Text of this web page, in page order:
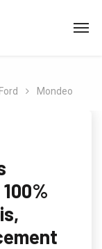
Ford Mondeo